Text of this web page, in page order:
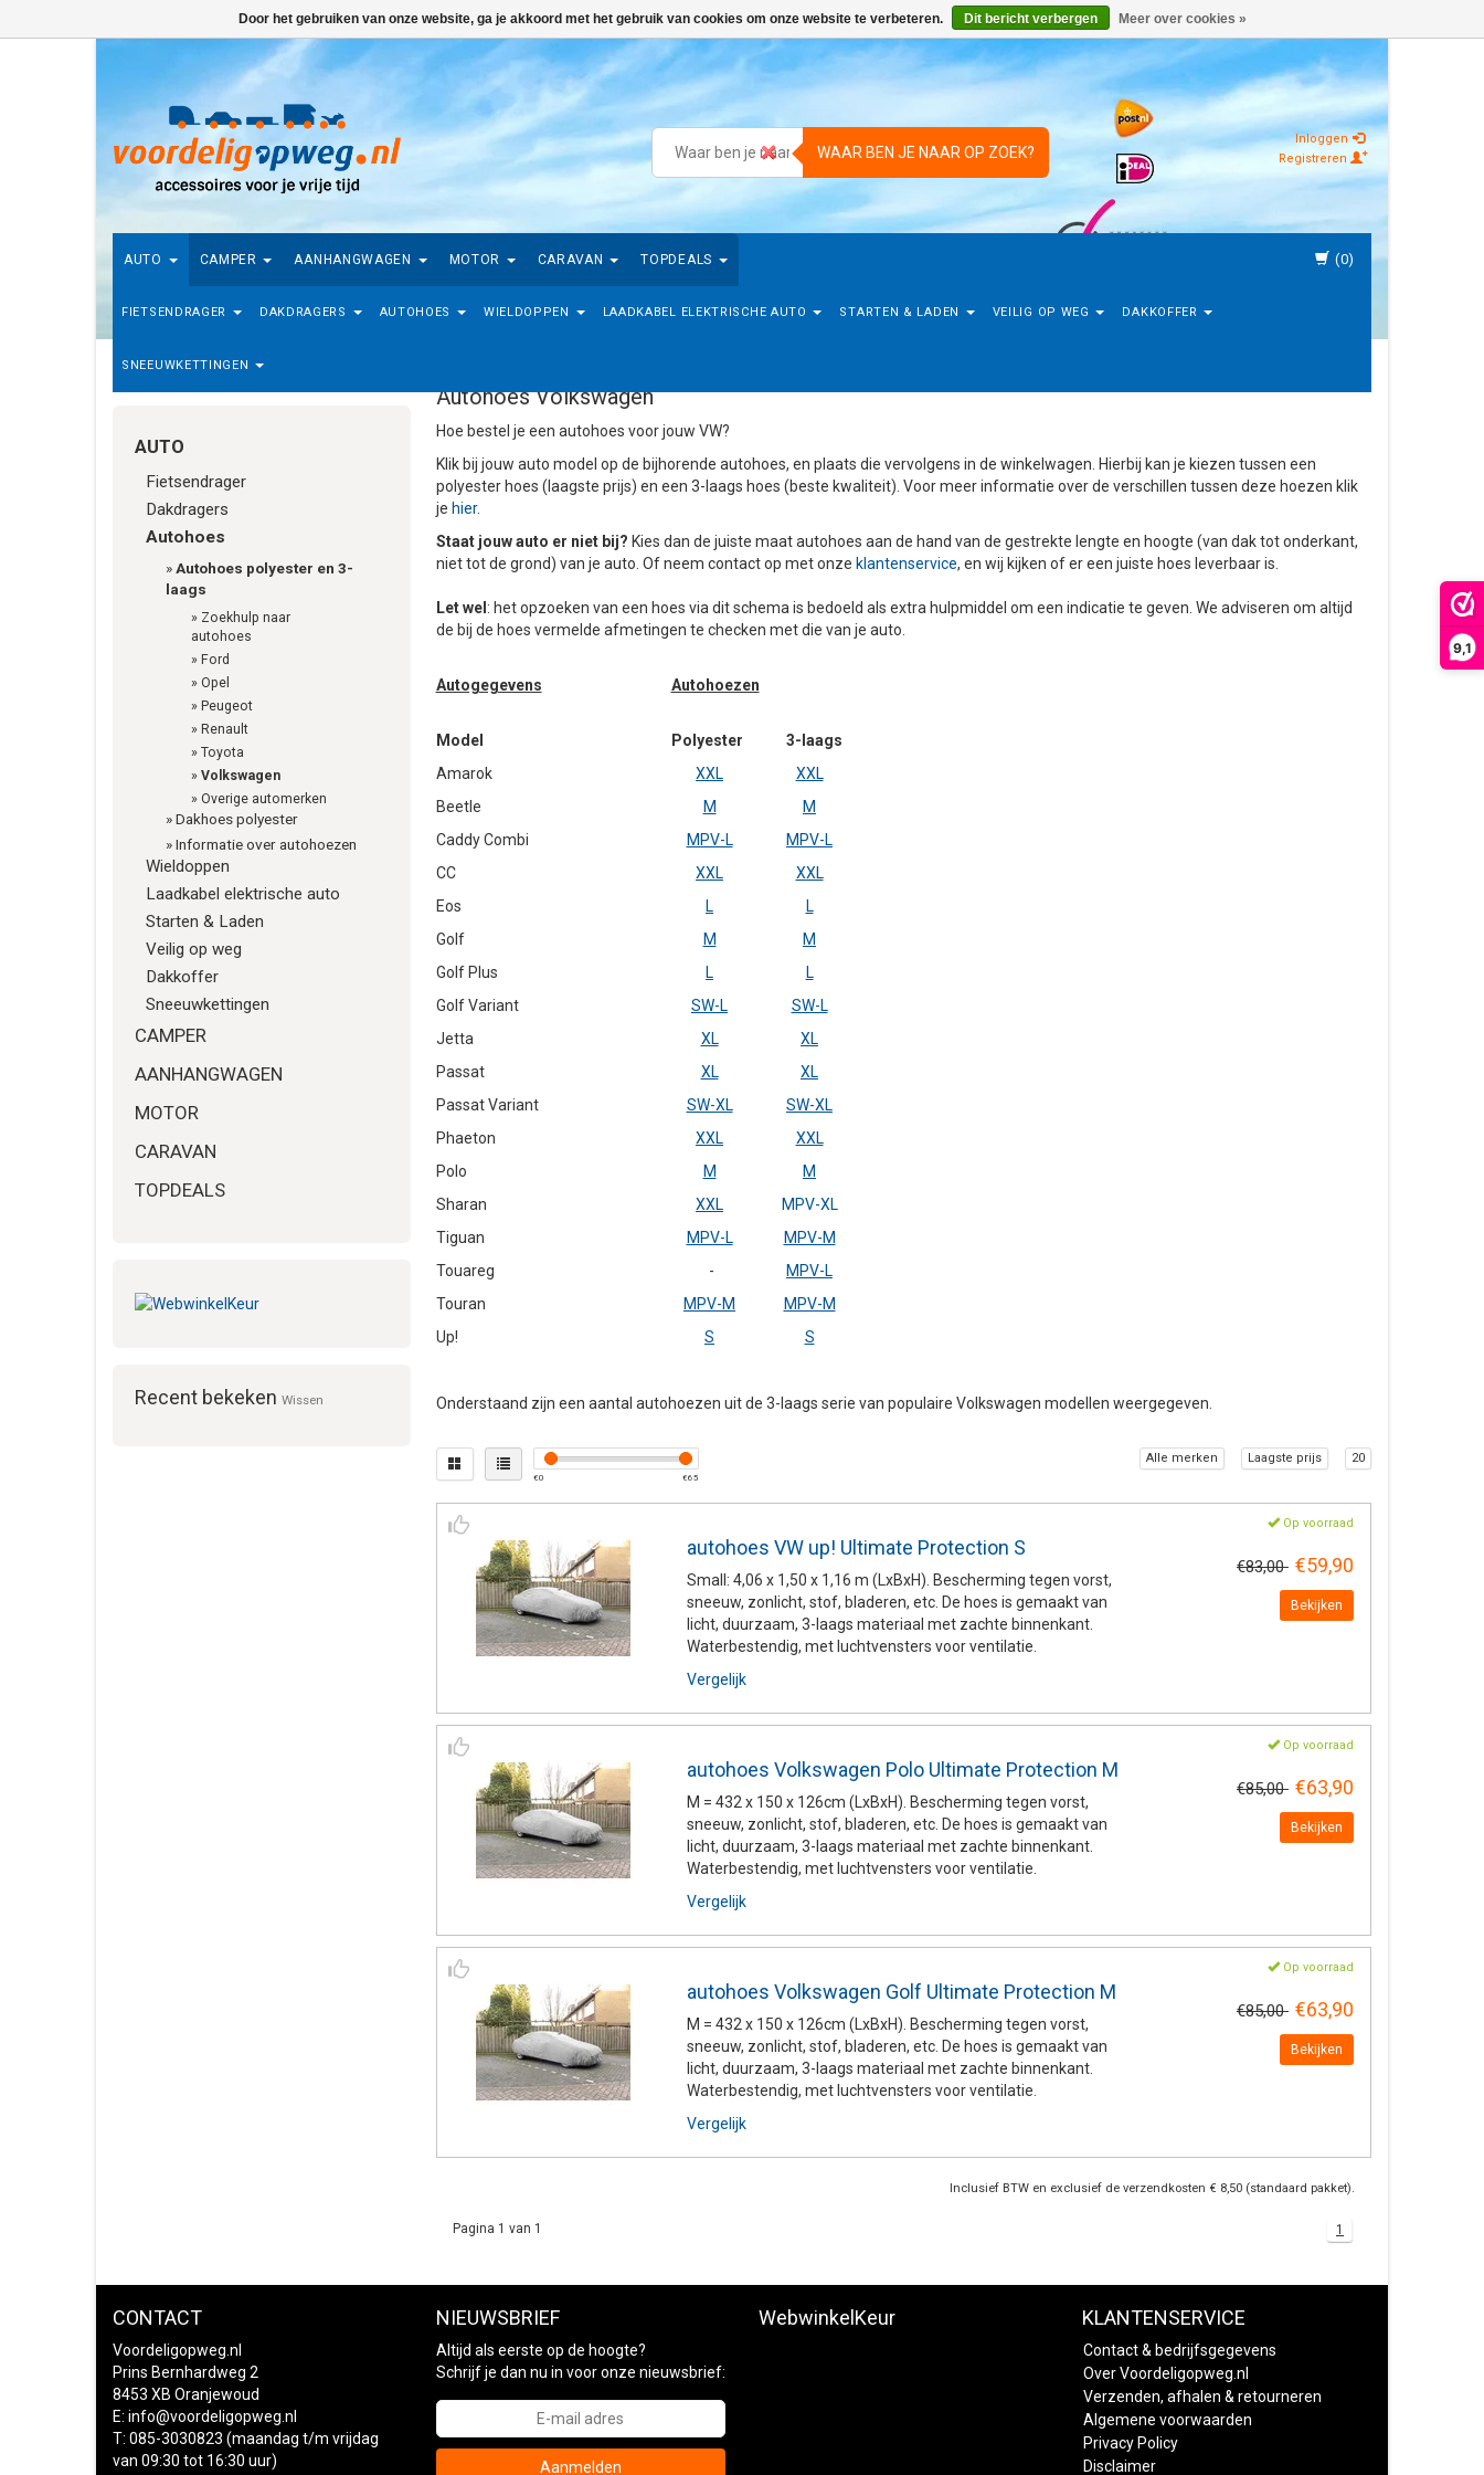
9,1
WAAR BEN JE NAAR OP ZOEK?
Inloggen
Registreren
AUTO
FIETSENDRAGER DAKDRAGERS AUTOHOES WIELDOPPEN LAADKABEL ELEKTRISCHE AUTO STARTEN & LADEN VEILIG OP WEG DAKKOFFER
SNEEUWKETTINGEN
CAMPER AANHANGWAGEN MOTOR CARAVAN TOPDEALS (0)
Home/Auto/ Autohoes/
AUTO
Fietsendrager
Dakdragers
Autohoes
»Autohoes polyester en 3-
laags
» Zoekhulp naar
autohoes
» Ford
» Opel
» Peugeot
» Renault
» Toyota
» Volkswagen
» Overige automerken
»Dakhoes polyester
»Informatie over autohoezen
Wieldoppen
Laadkabel elektrische auto
Starten & Laden
Veilig op weg
Dakkoffer
Sneeuwkettingen
CAMPER
AANHANGWAGEN
MOTOR
CARAVAN
TOPDEALS
Recent bekeken Wissen
Autohoes Volkswagen
Hoe bestel je een autohoes voor jouw VW?
Klik bij jouw auto model op de bijhorende autohoes, en plaats die vervolgens in de winkelwagen. Hierbij kan je kiezen tussen een
polyester hoes (laagste prijs) en een 3-laags hoes (beste kwaliteit). Voor meer informatie over de verschillen tussen deze hoezen klik
je hier.
Staat jouw auto er niet bij? Kies dan de juiste maat autohoes aan de hand van de gestrekte lengte en hoogte (van dak tot onderkant,
niet tot de grond) van je auto. Of neem contact op met onze klantenservice, en wij kijken of er een juiste hoes leverbaar is.
Let wel : het opzoeken van een hoes via dit schema is bedoeld als extra hulpmiddel om een indicatie te geven. We adviseren om altijd
de bij de hoes vermelde afmetingen te checken met die van je auto.
Autogegevens Autohoezen
Model Polyester 3-laags
Amarok
XXL
XXL
Beetle
M
M
Caddy Combi
MPV-L
MPV-L
CC
XXL
XXL
Eos
L
L
Golf
M
M
Golf Plus
L
L
Golf Variant
SW-L
SW-L
Jetta
XL
XL
Passat
XL
XL
Passat Variant
SW-XL
SW-XL
Phaeton
XXL
XXL
Polo
M
M
Sharan
XXL
MPV-XL
Tiguan
MPV-L
MPV-M
Touareg
-
MPV-L
Touran
MPV-M
MPV-M
Up!
S S
Onderstaand zijn een aantal autohoezen uit de 3-laags serie van populaire Volkswagen modellen weergegeven.
€0 €65
Alle merken Laagste prijs 20
autohoes VW up! Ultimate Protection S
Small: 4,06 x 1,50 x 1,16 m (LxBxH). Bescherming tegen vorst,
sneeuw, zonlicht, stof, bladeren, etc. De hoes is gemaakt van
licht, duurzaam, 3-laags materiaal met zachte binnenkant.
Waterbestendig, met luchtvensters voor ventilatie.
Vergelijk
Op voorraad
€83,00 €59,90
Bekijken
autohoes Volkswagen Polo Ultimate Protection M
M = 432 x 150 x 126cm (LxBxH). Bescherming tegen vorst,
sneeuw, zonlicht, stof, bladeren, etc. De hoes is gemaakt van
licht, duurzaam, 3-laags materiaal met zachte binnenkant.
Waterbestendig, met luchtvensters voor ventilatie.
Vergelijk
Op voorraad
€85,00 €63,90
Bekijken
autohoes Volkswagen Golf Ultimate Protection M
M = 432 x 150 x 126cm (LxBxH). Bescherming tegen vorst,
sneeuw, zonlicht, stof, bladeren, etc. De hoes is gemaakt van
licht, duurzaam, 3-laags materiaal met zachte binnenkant.
Waterbestendig, met luchtvensters voor ventilatie.
Vergelijk
Op voorraad
€85,00 €63,90
Bekijken
Inclusief BTW en exclusief de verzendkosten € 8,50 (standaard pakket).
Pagina 1 van 1 1
CONTACT
Voordeligopweg.nl
Prins Bernhardweg 2
8453 XB Oranjewoud
E: info@voordeligopweg.nl
T: 085-3030823 (maandag t/m vrijdag
van 09:30 tot 16:30 uur)
NIEUWSBRIEF
Altijd als eerste op de hoogte?
Schrijf je dan nu in voor onze nieuwsbrief:
Aanmelden
WebwinkelKeur KLANTENSERVICE
Contact & bedrijfsgegevens
Over Voordeligopweg.nl
Verzenden, afhalen & retourneren
Algemene voorwaarden
Privacy Policy
Disclaimer
Door het gebruiken van onze website, ga je akkoord met het gebruik van cookies om onze website te verbeteren. Dit bericht verbergen Meer over cookies »